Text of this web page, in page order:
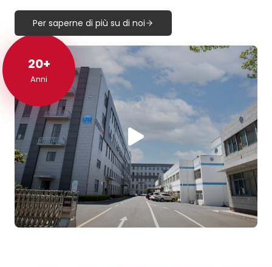
20+
20+
Anni
Per saperne di più su di noi